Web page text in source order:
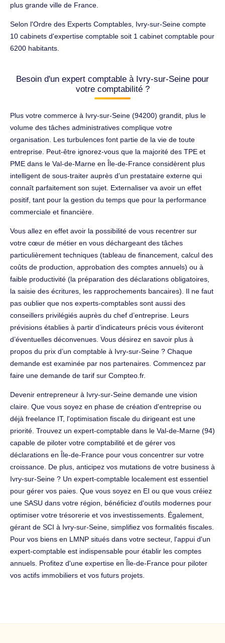
plus grande ville de France.
Selon l'Ordre des Experts Comptables, Ivry-sur-Seine compte
10 cabinets d'expertise comptable soit 1 cabinet comptable pour
6200 habitants.
Besoin d'un expert comptable à Ivry-sur-Seine pour
votre comptabilité ?
Plus votre commerce à Ivry-sur-Seine (94200) grandit, plus le
volume des tâches administratives complique votre
organisation. Les turbulences font partie de la vie de toute
entreprise. Peut-être ignorez-vous que la majorité des TPE et
PME dans le Val-de-Marne en Île-de-France considèrent plus
intelligent de sous-traiter auprès d’un prestataire externe qui
connaît parfaitement son sujet. Externaliser va avoir un effet
positif, tant pour la gestion du temps que pour la performance
commerciale et financière.
Vous allez en effet avoir la possibilité de vous recentrer sur
votre cœur de métier en vous déchargeant des tâches
particulièrement techniques (tableau de financement, calcul des
coûts de production, approbation des comptes annuels) ou à
faible productivité (la préparation des déclarations obligatoires,
la saisie des écritures, les rapprochements bancaires). Il ne faut
pas oublier que nos experts-comptables sont aussi des
conseillers privilégiés auprès du chef d’entreprise. Leurs
prévisions établies à partir d’indicateurs précis vous éviteront
d’éventuelles déconvenues. Vous désirez en savoir plus à
propos du prix d’un comptable à Ivry-sur-Seine ? Chaque
demande est examinée par nos partenaires. Commencez par
faire une demande de tarif sur Compteo.fr.
Devenir entrepreneur à Ivry-sur-Seine demande une vision
claire. Que vous soyez en phase de création d'entreprise ou
déjà freelance IT, l'optimisation fiscale du dirigeant est une
priorité. Trouvez un expert-comptable dans le Val-de-Marne (94)
capable de piloter votre comptabilité et de gérer vos
déclarations en Île-de-France pour vous concentrer sur votre
croissance. De plus, anticipez vos mutations de votre business à
Ivry-sur-Seine ? Un expert-comptable localement est essentiel
pour gérer vos paies. Que vous soyez en EI ou que vous créiez
une SASU dans votre région, bénéficiez d'outils modernes pour
optimiser votre trésorerie et vos investissements. Également,
gérant de SCI à Ivry-sur-Seine, simplifiez vos formalités fiscales.
Pour vos biens en LMNP situés dans votre secteur, l'appui d'un
expert-comptable est indispensable pour établir les comptes
annuels. Profitez d'une expertise en Île-de-France pour piloter
vos actifs immobiliers et vos futurs projets.